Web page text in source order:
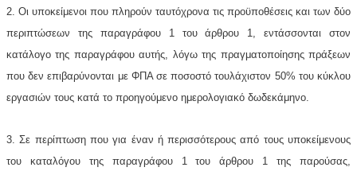
2. Οι υποκείμενοι που πληρούν ταυτόχρονα τις προϋποθέσεις και των δύο
περιπτώσεων της παραγράφου 1 του άρθρου 1, εντάσσονται στον
κατάλογο της παραγράφου αυτής, λόγω της πραγματοποίησης πράξεων
που δεν επιβαρύνονται με ΦΠΑ σε ποσοστό τουλάχιστον 50% του κύκλου
εργασιών τους κατά το προηγούμενο ημερολογιακό δωδεκάμηνο.
3. Σε περίπτωση που για έναν ή περισσότερους από τους υποκείμενους
του καταλόγου της παραγράφου 1 του άρθρου 1 της παρούσας,